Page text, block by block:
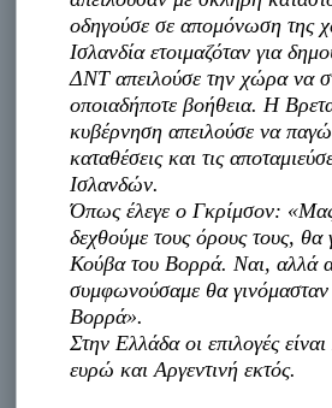
οδηγούσε σε απομόνωση της
Ισλανδία ετοιμαζόταν για
ΔΝΤ απειλούσε την χώρα να
οποιαδήποτε βοήθεια. Η
κυβέρνηση απειλούσε να
καταθέσεις και τις
Ισλανδών.
Όπως έλεγε ο Γκρίμσον:
δεχθούμε τους όρους τους, θα
Κούβα του Βορρά. Ναι, αλλά
συμφωνούσαμε θα γινόμασταν
Βορρά».
Στην Ελλάδα οι επιλογές
ευρώ και Αργεντινή εκτός.